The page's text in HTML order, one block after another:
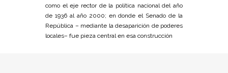
como el eje rector de la política nacional del año
de 1936 al año 2000; en donde el Senado de la
República – mediante la desaparición de poderes
locales– fue pieza central en esa construcción